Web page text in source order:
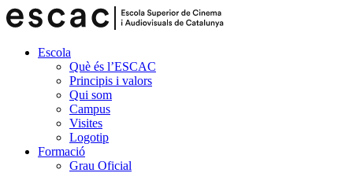
Escola
Què és l’ESCAC
Principis i valors
Qui som
Campus
Visites
Logotip
Formació
Grau Oficial